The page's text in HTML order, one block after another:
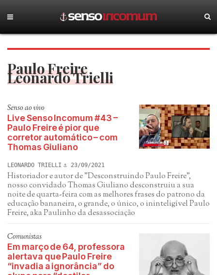
Paulo Freire
Leonardo Trielli
Senso ao vivo
Live Senso Incomum #43 –
Paulo Freire é pior que
corretor automático – com
Thomas Giuliano
LEONARDO TRIELLI 23/09/2021
Historiador e autor de "Desconstruindo Paulo Freire",
nosso convidado Thomas Giuliano desconstruiu a sua
noite de quarta-feira com as melhores frases do patrono da
educação bananeira, o grande, o único, o ininteligível Paulo
Freire, aka Paulinho da desassociação
Comunistas
Em março de 64, professora
alertava que Paulo Freire
“invadia a ignorância” do